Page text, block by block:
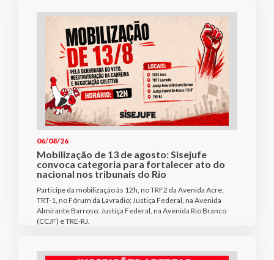
06/08/26
Mobilização de 13 de agosto: Sisejufe
convoca categoria para fortalecer ato do
nacional nos tribunais do Rio
Participe da mobilização às 12h, no TRF2 da Avenida Acre;
TRT-1, no Fórum da Lavradio; Justiça Federal, na Avenida
Almirante Barroso; Justiça Federal, na Avenida Rio Branco
(CCJF) e TRE-RJ.